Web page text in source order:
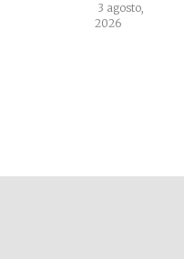
3 agosto,
2026